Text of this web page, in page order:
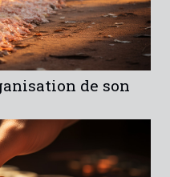
de son